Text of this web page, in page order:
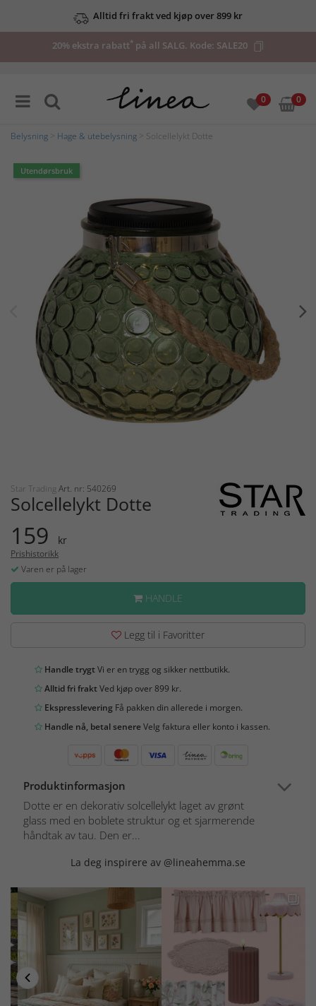
Alltid fri frakt ved kjøp over 899 kr
20% ekstra rabatt* på all SALG. Kode: SALE20
0 0
Belysning Hage & utebelysning > Solcellelykt Dotte
Utendørsbruk
Star Trading Art. nr: 540269
Solcellelykt Dotte
159 kr
Prishistorikk
Varen er på lager
HANDLE
Legg til i Favoritter
Handle trygtVi er en trygg og sikker nettbutikk.
Alltid fri fraktVed kjøp over 899 kr.
Ekspresslevering Få pakken din allerede i morgen.
Handle nå, betal senereVelg faktura eller konto i kassen.
Produktinformasjon
Dotte er en dekorativ solcellelykt laget av grønt
glass med en boblete struktur og et sjarmerende
håndtak av tau. Den er...
La deg inspirere av @lineahemma.se